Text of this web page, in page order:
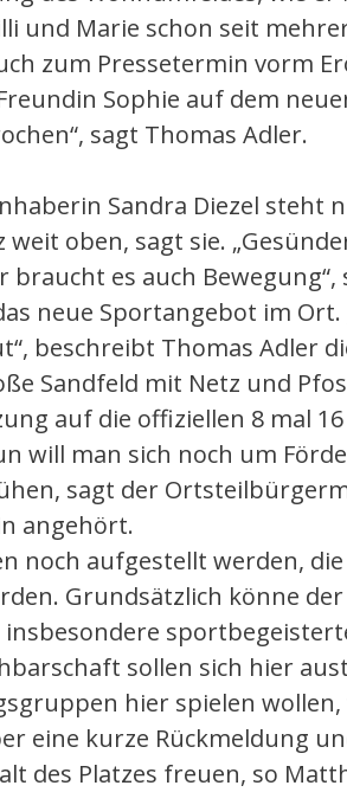
und Marie schon seit
zum Pressetermin vorm
Sophie auf dem
sagt Thomas Adler.
Sandra Diezel steht
weit oben, sagt sie.
es auch Bewegung“,
neue Sportangebot im Ort.
beschreibt Thomas Adler
Sandfeld mit Netz und
auf die offiziellen 8 mal
will man sich noch um
sagt der
angehört.
noch aufgestellt werden,
Grundsätzlich könne
sollen sich hier
hier spielen
eine kurze Rückmeldung
des Platzes freuen, so